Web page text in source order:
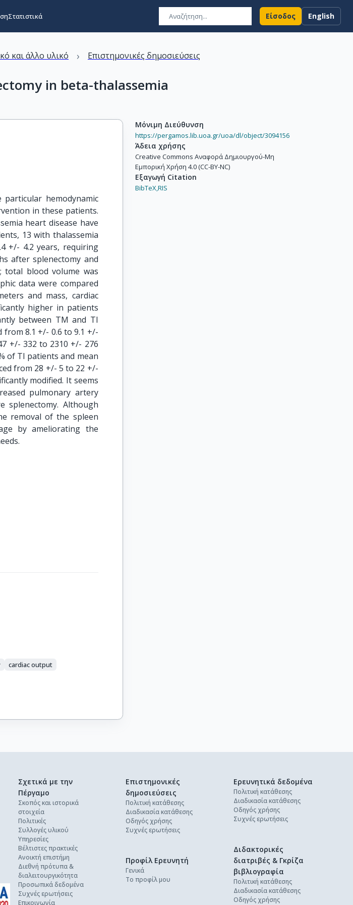
Στατιστικά Είσοδος English
και άλλο υλικό › Επιστημονικές δημοσιεύσεις
in beta-thalassemia
hemodynamic
in these patients.
heart disease have
13 with thalassemia
+/- 4.2 years, requiring
after splenectomy and
total blood volume was
data were compared
and mass, cardiac
higher in patients
between TM and TI
8.1 +/- 0.6 to 9.1 +/-
+/- 332 to 2310 +/- 276
of TI patients and mean
from 28 +/- 5 to 22 +/-
modified. It seems
pulmonary artery
splenectomy. Although
removal of the spleen
by ameliorating the
cardiac output
Μόνιμη Διεύθυνση
https://pergamos.lib.uoa.gr/uoa/dl/object/3094156
Άδεια χρήσης
Creative Commons Αναφορά Δημιουργού-Μη
Εμπορική Χρήση 4.0 (CC-BY-NC)
Εξαγωγή Citation
BibTeX,RIS
Σχετικά με την
Πέργαμο
Σκοπός και ιστορικά
στοιχεία
Πολιτικές
Συλλογές υλικού
Υπηρεσίες
Βέλτιστες πρακτικές
Ανοικτή επιστήμη
Διεθνή πρότυπα &
διαλειτουργικότητα
Προσωπικά δεδομένα
Συχνές ερωτήσεις
Επικοινωνία
Επιστημονικές
δημοσιεύσεις
Πολιτική κατάθεσης
Διαδικασία κατάθεσης
Οδηγός χρήσης
Συχνές ερωτήσεις
Ερευνητικά δεδομένα
Πολιτική κατάθεσης
Διαδικασία κατάθεσης
Οδηγός χρήσης
Συχνές ερωτήσεις
Διδακτορικές
διατριβές & Γκρίζα
βιβλιογραφία
Πολιτική κατάθεσης
Διαδικασία κατάθεσης
Οδηγός χρήσης
Προφίλ Ερευνητή
Γενικά
Το προφίλ μου